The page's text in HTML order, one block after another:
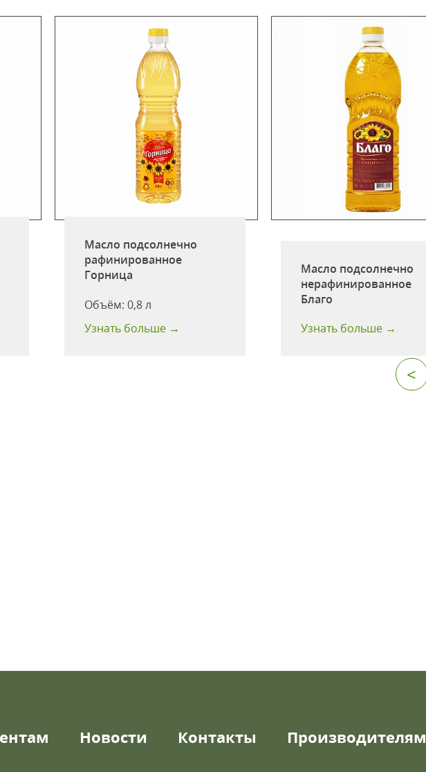
Масло подсолнечно
рафинированное
Горница
Объём:0,8 л
Узнать больше →
Масло подсолнечно
нерафинированное
Благо
Узнать больше →
<
Новости Контакты Производителям